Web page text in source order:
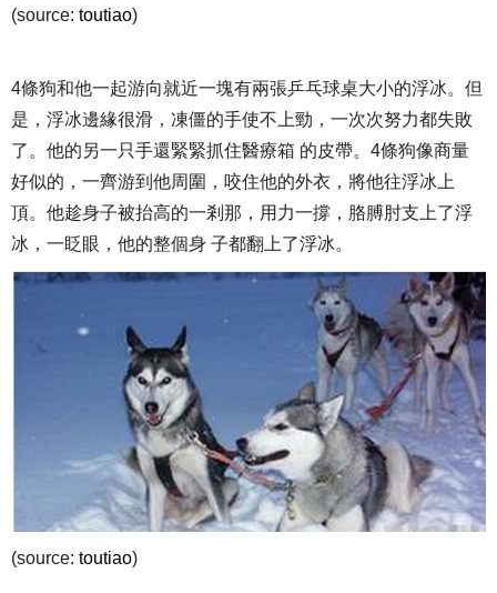
(source: toutiao)
4條狗和他一起游向就近一塊有兩張乒乓球桌大小的浮冰。但
是，浮冰邊緣很滑，凍僵的手使不上勁，一次次努力都失敗
了。他的另一只手還緊緊抓住醫療箱 的皮帶。4條狗像商量
好似的，一齊游到他周圍，咬住他的外衣，將他往浮冰上
頂。他趁身子被抬高的一剎那，用力一撐，胳膊肘支上了浮
冰，一眨眼，他的整個身 子都翻上了浮冰。
(source: toutiao)